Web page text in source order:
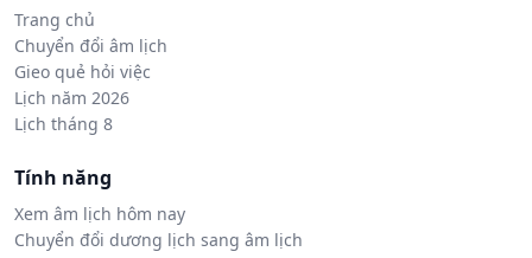
Trang chủ
Chuyển đổi âm lịch
Gieo quẻ hỏi việc
Lịch năm 2026
Lịch tháng 8
Tính năng
Xem âm lịch hôm nay
Chuyển đổi dương lịch sang âm lịch